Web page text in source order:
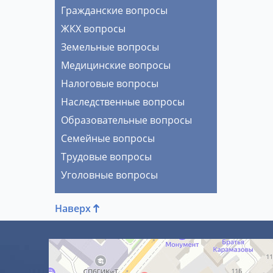
Гражданские вопросы
ЖКХ вопросы
Земельные вопросы
Медицинские вопросы
Налоговые вопросы
Наследственные вопросы
Образовательные вопросы
Семейные вопросы
Трудовые вопросы
Уголовные вопросы
Наверх